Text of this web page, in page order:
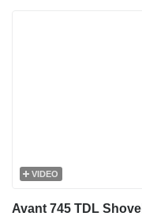
VIDEO
Avant 745 TDL Shovel